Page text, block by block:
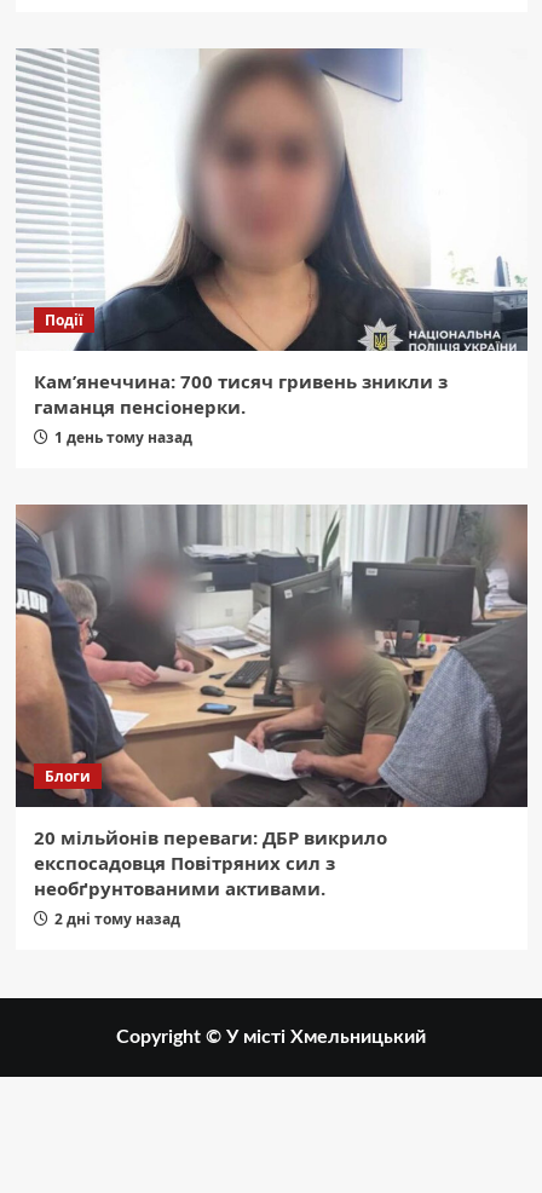
Події
Кам’янеччина: 700 тисяч гривень зникли з
гаманця пенсіонерки.
1 день тому назад
Блоги
20 мільйонів переваги: ДБР викрило
експосадовця Повітряних сил з
необґрунтованими активами.
2 дні тому назад
Copyright © У місті Хмельницький